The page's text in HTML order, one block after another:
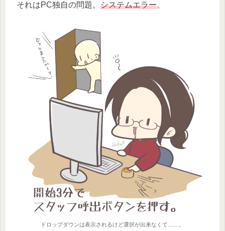
それはPC独自の問題。 システムエラー。
ドロップダウンは表示されるけど選択が出来なくて……。